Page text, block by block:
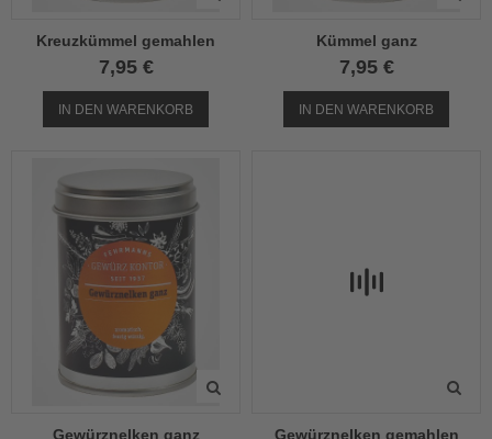
Kreuzkümmel gemahlen
7,95 €
IN DEN WARENKORB
Kümmel ganz
7,95 €
IN DEN WARENKORB
Gewürznelken ganz Gewürznelken gemahlen